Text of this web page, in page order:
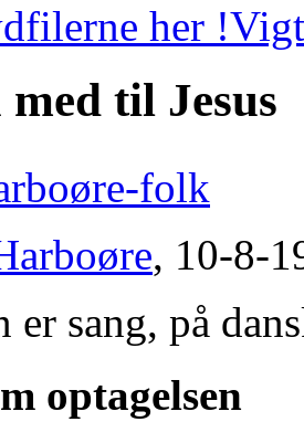
her !
til Jesus
folk
, 10-8-
er sang, på
optagelsen